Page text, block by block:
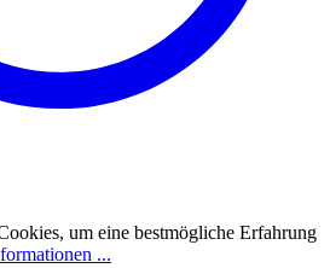
um eine bestmögliche Erfahrung
...